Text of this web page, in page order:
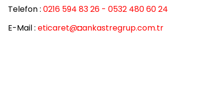
Telefon : 0216 594 83 26 - 0532 480 60 24
E-Mail : eticaret@◘ankastregrup.com.tr